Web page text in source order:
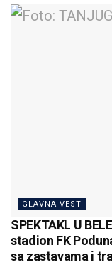
GLAVNA VEST
SPEKTAKL U
stadion FK
sa zastavama i